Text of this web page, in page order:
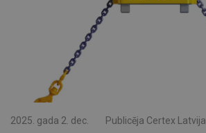
2025. gada 2. dec. Publicēja Certex Latvija